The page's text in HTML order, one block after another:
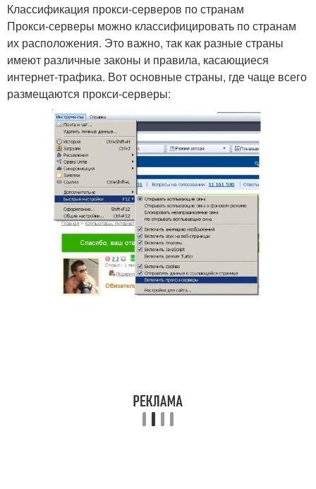
Классификация прокси-серверов по странам
Прокси-серверы можно классифицировать по странам
их расположения. Это важно, так как разные страны
имеют различные законы и правила, касающиеся
интернет-трафика. Вот основные страны, где чаще всего
размещаются прокси-серверы: